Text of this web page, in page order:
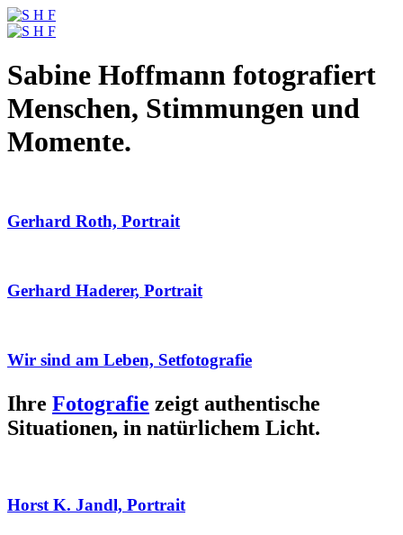
Sabine Hoffmann fotografiert
Menschen, Stimmungen und
Momente.
Gerhard Roth, Portrait
Gerhard Haderer, Portrait
Wir sind am Leben, Setfotografie
Ihre Fotografie zeigt authentische
Situationen, in natürlichem Licht.
Horst K. Jandl, Portrait